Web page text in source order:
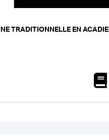
TRADITIONNELLE EN ACADIE